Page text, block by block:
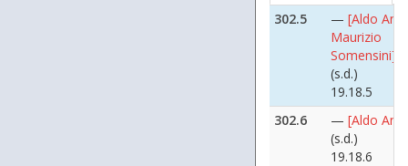
302.5
— [Aldo
Maurizio
Somensini]
(s.d.)
19.18.5
302.6
— [Aldo
(s.d.)
19.18.6